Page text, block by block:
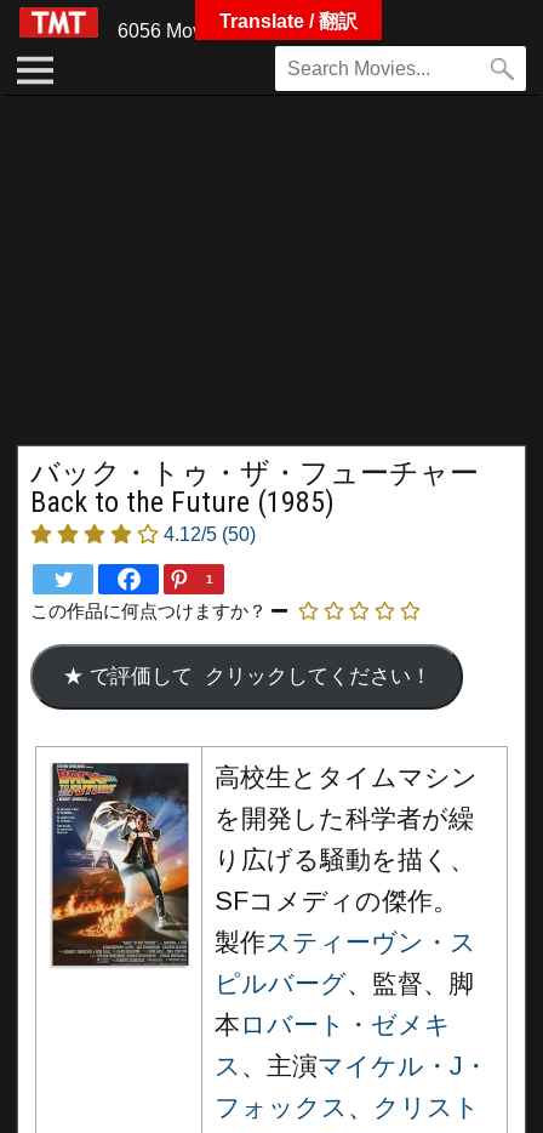
6056 Movies
バック・トゥ・ザ・フューチャー
Back to the Future (1985)
4.12/5 (50)
1
この作品に何点つけますか？
高校生とタイムマシン
を開発した科学者が繰
り広げる騒動を描く、
SFコメディの傑作。
製作スティーヴン・ス
ピルバーグ、監督、脚
本 ロバート・ゼメキ
ス 、主演マイケル・J・
フォックス 、 クリスト
Translate / 翻訳